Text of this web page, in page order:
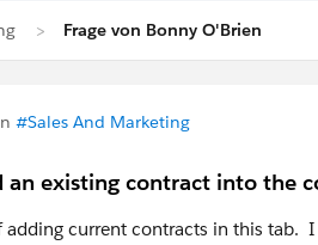
Frage von Bonny O'Brien
#Sales And Marketing
an existing contract into the
adding current contracts in this tab.